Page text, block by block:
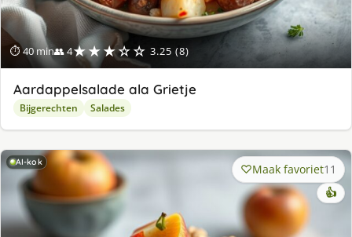
⏱ 40 min👥 4★★★☆☆ 3.25 (8)
Aardappelsalade ala Grietje
Bijgerechten Salades
AI-kok Maak favoriet11
👍